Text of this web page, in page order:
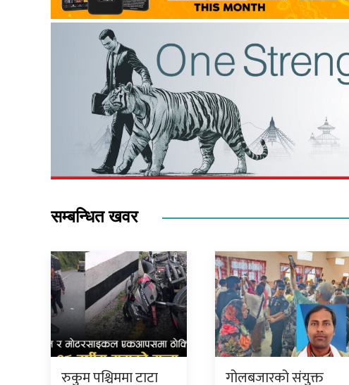
सम्बन्धित खवर
रुकुम पश्चिममा टाटा गोलबजारको संयुक्त